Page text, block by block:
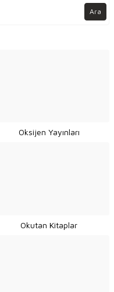
Ara
Oksijen Yayınları
Okutan Kitaplar